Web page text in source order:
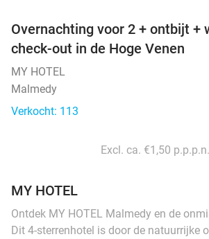
Overnachting voor 2 + ontbijt +
check-out in de Hoge Venen
MY HOTEL
Malmedy
Verkocht: 113
Excl. ca. €1,50
MY HOTEL
Ontdek MY HOTEL Malmedy en de
Dit 4-sterrenhotel is door de natuurrijke